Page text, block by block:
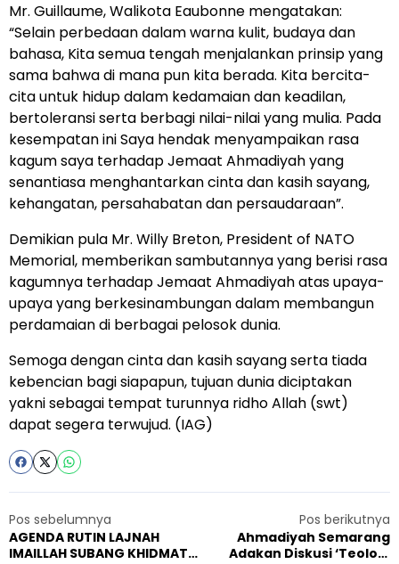
Mr. Guillaume, Walikota Eaubonne mengatakan:
“Selain perbedaan dalam warna kulit, budaya dan
bahasa, Kita semua tengah menjalankan prinsip yang
sama bahwa di mana pun kita berada. Kita bercita-
cita untuk hidup dalam kedamaian dan keadilan,
bertoleransi serta berbagi nilai-nilai yang mulia. Pada
kesempatan ini Saya hendak menyampaikan rasa
kagum saya terhadap Jemaat Ahmadiyah yang
senantiasa menghantarkan cinta dan kasih sayang,
kehangatan, persahabatan dan persaudaraan”.
Demikian pula Mr. Willy Breton, President of NATO
Memorial, memberikan sambutannya yang berisi rasa
kagumnya terhadap Jemaat Ahmadiyah atas upaya-
upaya yang berkesinambungan dalam membangun
perdamaian di berbagai pelosok dunia.
Semoga dengan cinta dan kasih sayang serta tiada
kebencian bagi siapapun, tujuan dunia diciptakan
yakni sebagai tempat turunnya ridho Allah (swt)
dapat segera terwujud. (IAG)
Pos sebelumnya
AGENDA RUTIN LAJNAH
IMAILLAH SUBANG KHIDMATI
Pos berikutnya
Ahmadiyah Semarang
Adakan Diskusi ‘Teologi